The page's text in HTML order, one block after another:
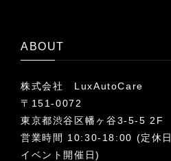
ABOUT
株式会社 LuxAutoCare
〒151-0072
東京都渋谷区幡ヶ谷3-5-5 2F
営業時間 10:30-18:00 (定休日
イベント開催日)